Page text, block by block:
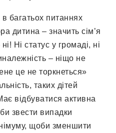
багатьох питаннях
дитина – значить сім’я
Ні статус у громаді, ні
– ніщо не
це не торкнеться»
таких дітей
відбуватися активна
звести випадки
щоби зменшити